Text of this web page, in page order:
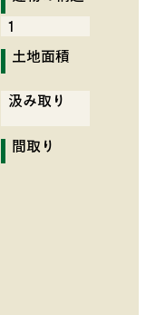
1
土地面積
汲み取り
間取り